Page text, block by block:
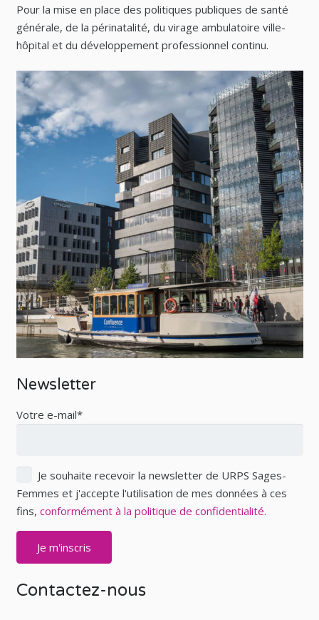
Pour la mise en place des politiques publiques de santé
générale, de la périnatalité, du virage ambulatoire ville-
hôpital et du développement professionnel continu.
Newsletter
Votre e-mail*
Je souhaite recevoir la newsletter de URPS Sages-
Femmes et j'accepte l'utilisation de mes données à ces
fins, conformément à la politique de confidentialité.
Contactez-nous